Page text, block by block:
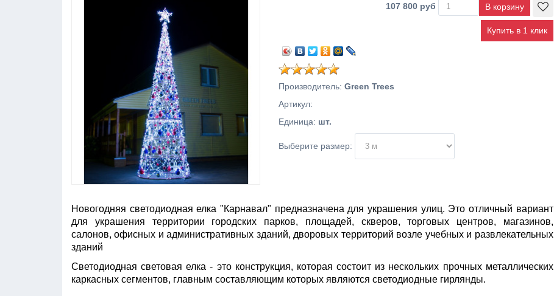
107 800 руб
Купить в 1 клик
Производитель: Green Trees
Артикул:
Единица: шт.
Выберите размер:
Новогодняя светодиодная елка "Карнавал" предназначена для украшения улиц. Это отличный вариант
для украшения территории городских парков, площадей, скверов, торговых центров, магазинов,
салонов, офисных и административных зданий, дворовых территорий возле учебных и развлекательных
зданий
Светодиодная световая елка - это конструкция, которая состоит из нескольких прочных металлических
каркасных сегментов, главным составляющим которых являются светодиодные гирлянды.